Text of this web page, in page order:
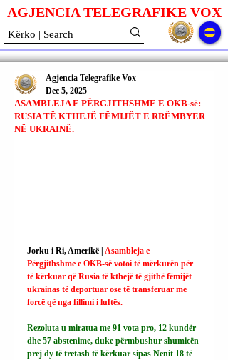
AGJENCIA TELEGRAFIKE VOX
ASAMBLEJA E PËRGJITHSHME E OKB-së:
RUSIA TË KTHEJË FËMIJËT E RRËMBYER
NË UKRAINË.
Agjencia Telegrafike Vox
Dec 5, 2025
Jorku i Ri, Amerikë | Asambleja e
Përgjithshme e OKB-së votoi të mërkurën për
të kërkuar që Rusia të kthejë të gjithë fëmijët
ukrainas të deportuar ose të transferuar me
forcë që nga fillimi i luftës.
Rezoluta u miratua me 91 vota pro, 12 kundër
dhe 57 abstenime, duke përmbushur shumicën
prej dy të tretash të kërkuar sipas Nenit 18 të